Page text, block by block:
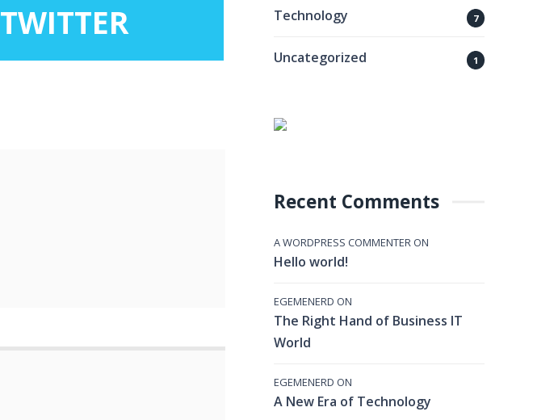
TWITTER Technology 7
Uncategorized 1
Recent Comments
A WORDPRESS COMMENTER ON
Hello world!
EGEMENERD ON
The Right Hand of Business IT
World
EGEMENERD ON
A New Era of Technology